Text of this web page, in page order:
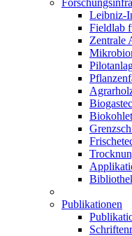
Leibniz-
Fieldlab
Zentrale
Publikationen